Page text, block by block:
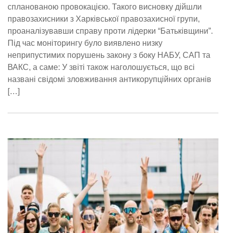
спланованою провокацією. Такого висновку дійшли
правозахисники з Харківської правозахисної групи,
проаналізувавши справу проти лідерки “Батьківщини”.
Під час моніторингу було виявлено низку
неприпустимих порушень закону з боку НАБУ, САП та
ВАКС, а саме: У звіті також наголошується, що всі
названі свідомі зловживання антикорупційних органів
[…]